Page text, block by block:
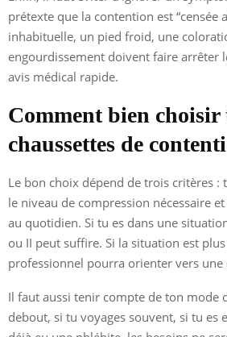
prétexte que la contention est “censée
inhabituelle, un pied froid, une
engourdissement doivent faire arrêter
avis médical rapide.
Comment bien choisir
chaussettes de
Le bon choix dépend de trois critères :
le niveau de compression nécessaire
au quotidien. Si tu es dans une
ou II peut suffire. Si la situation est
professionnel pourra orienter vers une
Il faut aussi tenir compte de ton mode
debout, si tu voyages souvent, si tu es